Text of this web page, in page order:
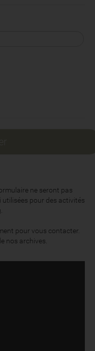
ne seront pas
pour des activités
pour vous contacter.
nos archives.